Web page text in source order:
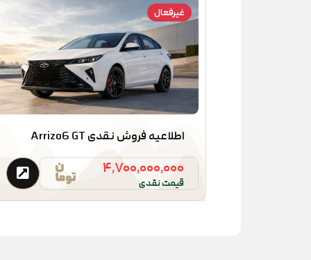
غیرفعال
اطلاعیه فروش نقدی Arrizo6 GT
۴,۷۰۰,۰۰۰,۰۰۰
قیمت نقدی